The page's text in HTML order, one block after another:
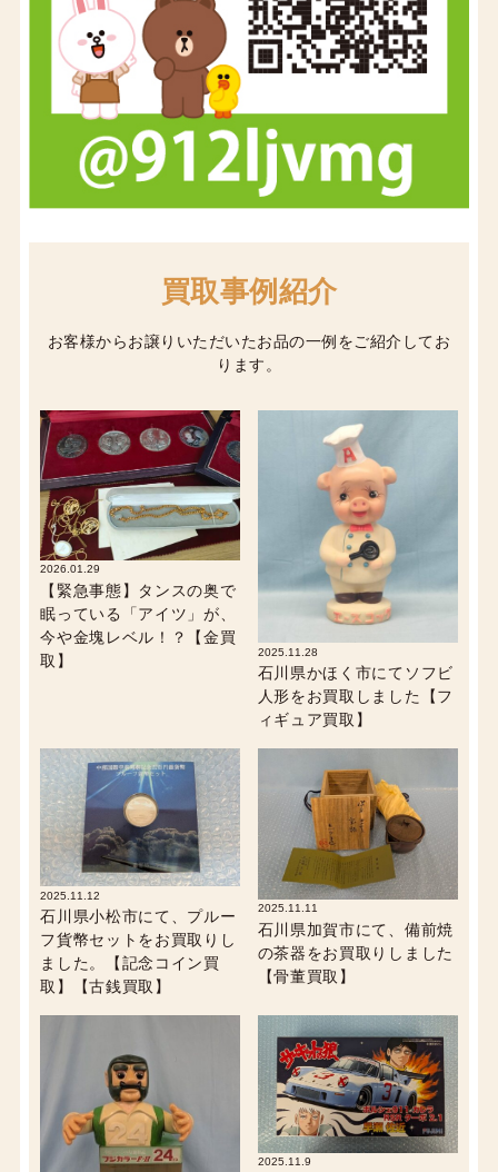
買取事例紹介
お客様からお譲りいただいたお品の一例をご紹介してお
ります。
2026.01.29
【緊急事態】タンスの奥で
眠っている「アイツ」が、
今や金塊レベル！？【金買
取】
2025.11.28
石川県かほく市にてソフビ
人形をお買取しました【フ
ィギュア買取】
2025.11.12
石川県小松市にて、プルー
フ貨幣セットをお買取りし
ました。【記念コイン買
取】【古銭買取】
2025.11.11
石川県加賀市にて、備前焼
の茶器をお買取りしました
【骨董買取】
2025.11.9